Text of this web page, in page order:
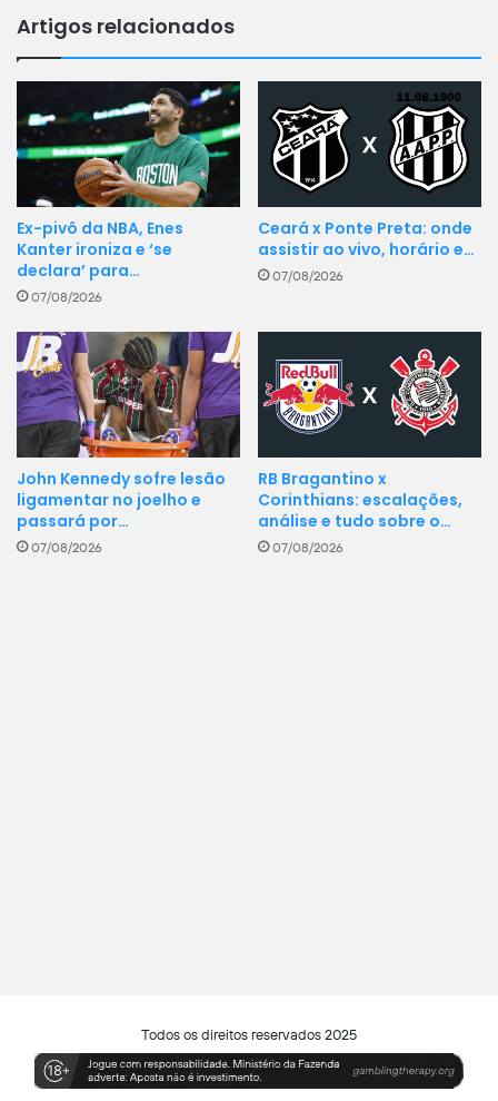
Artigos relacionados
Ex-pivô da NBA, Enes
Kanter ironiza e ‘se
declara’ para…
07/08/2026
Ceará x Ponte Preta: onde
assistir ao vivo, horário e…
07/08/2026
John Kennedy sofre lesão
ligamentar no joelho e
passará por…
07/08/2026
RB Bragantino x
Corinthians: escalações,
análise e tudo sobre o…
07/08/2026
Todos os direitos reservados 2025